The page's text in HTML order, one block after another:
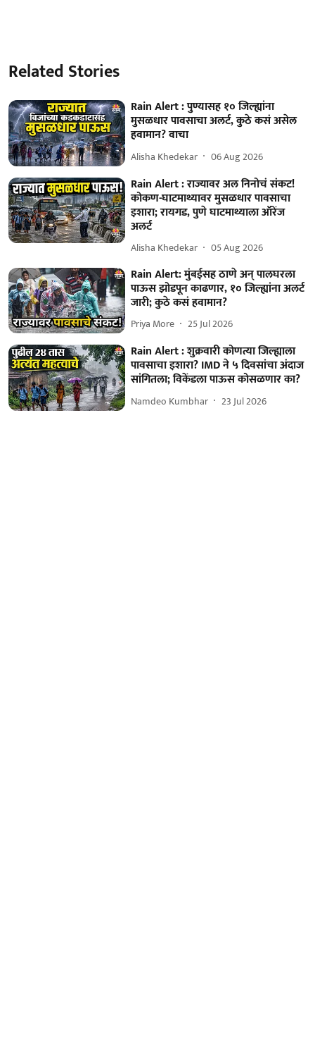
Related Stories
Rain Alert : पुण्यासह १० जिल्ह्यांना
मुसळधार पावसाचा अलर्ट, कुठे कसं असेल
हवामान? वाचा
Alisha Khedekar 06 Aug 2026
Rain Alert : राज्यावर अल निनोचं संकट!
कोकण-घाटमाथ्यावर मुसळधार पावसाचा
इशारा; रायगड, पुणे घाटमाथ्याला ऑरेंज
अलर्ट
Alisha Khedekar 05 Aug 2026
Rain Alert: मुंबईसह ठाणे अन् पालघरला
पाऊस झोडपून काढणार, १० जिल्ह्यांना अलर्ट
जारी; कुठे कसं हवामान?
Priya More 25 Jul 2026
Rain Alert : शुक्रवारी कोणत्या जिल्ह्याला
पावसाचा इशारा? IMD ने ५ दिवसांचा अंदाज
सांगितला; विकेंडला पाऊस कोसळणार का?
Namdeo Kumbhar 23 Jul 2026